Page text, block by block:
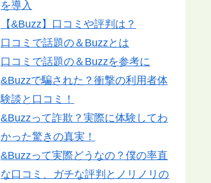
を導入
【&Buzz】口コミや評判は？
口コミで話題の＆Buzzとは
口コミで話題の＆Buzzを参考に
&Buzzで騙された？衝撃の利用者体
験談と口コミ！
&Buzzって詐欺？実際に体験してわ
かった驚きの真実！
&Buzzって実際どうなの？僕の率直
な口コミ、ガチな評判とノリノリの